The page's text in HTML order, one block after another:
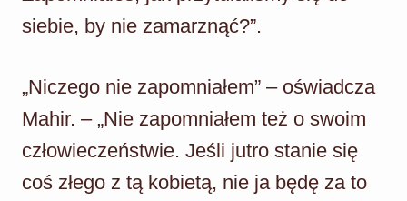
siebie, by nie zamarznąć?”.
„Niczego nie zapomniałem” – oświadcza
Mahir. – „Nie zapomniałem też o swoim
człowieczeństwie. Jeśli jutro stanie się
coś złego z tą kobietą, nie ja będę za to